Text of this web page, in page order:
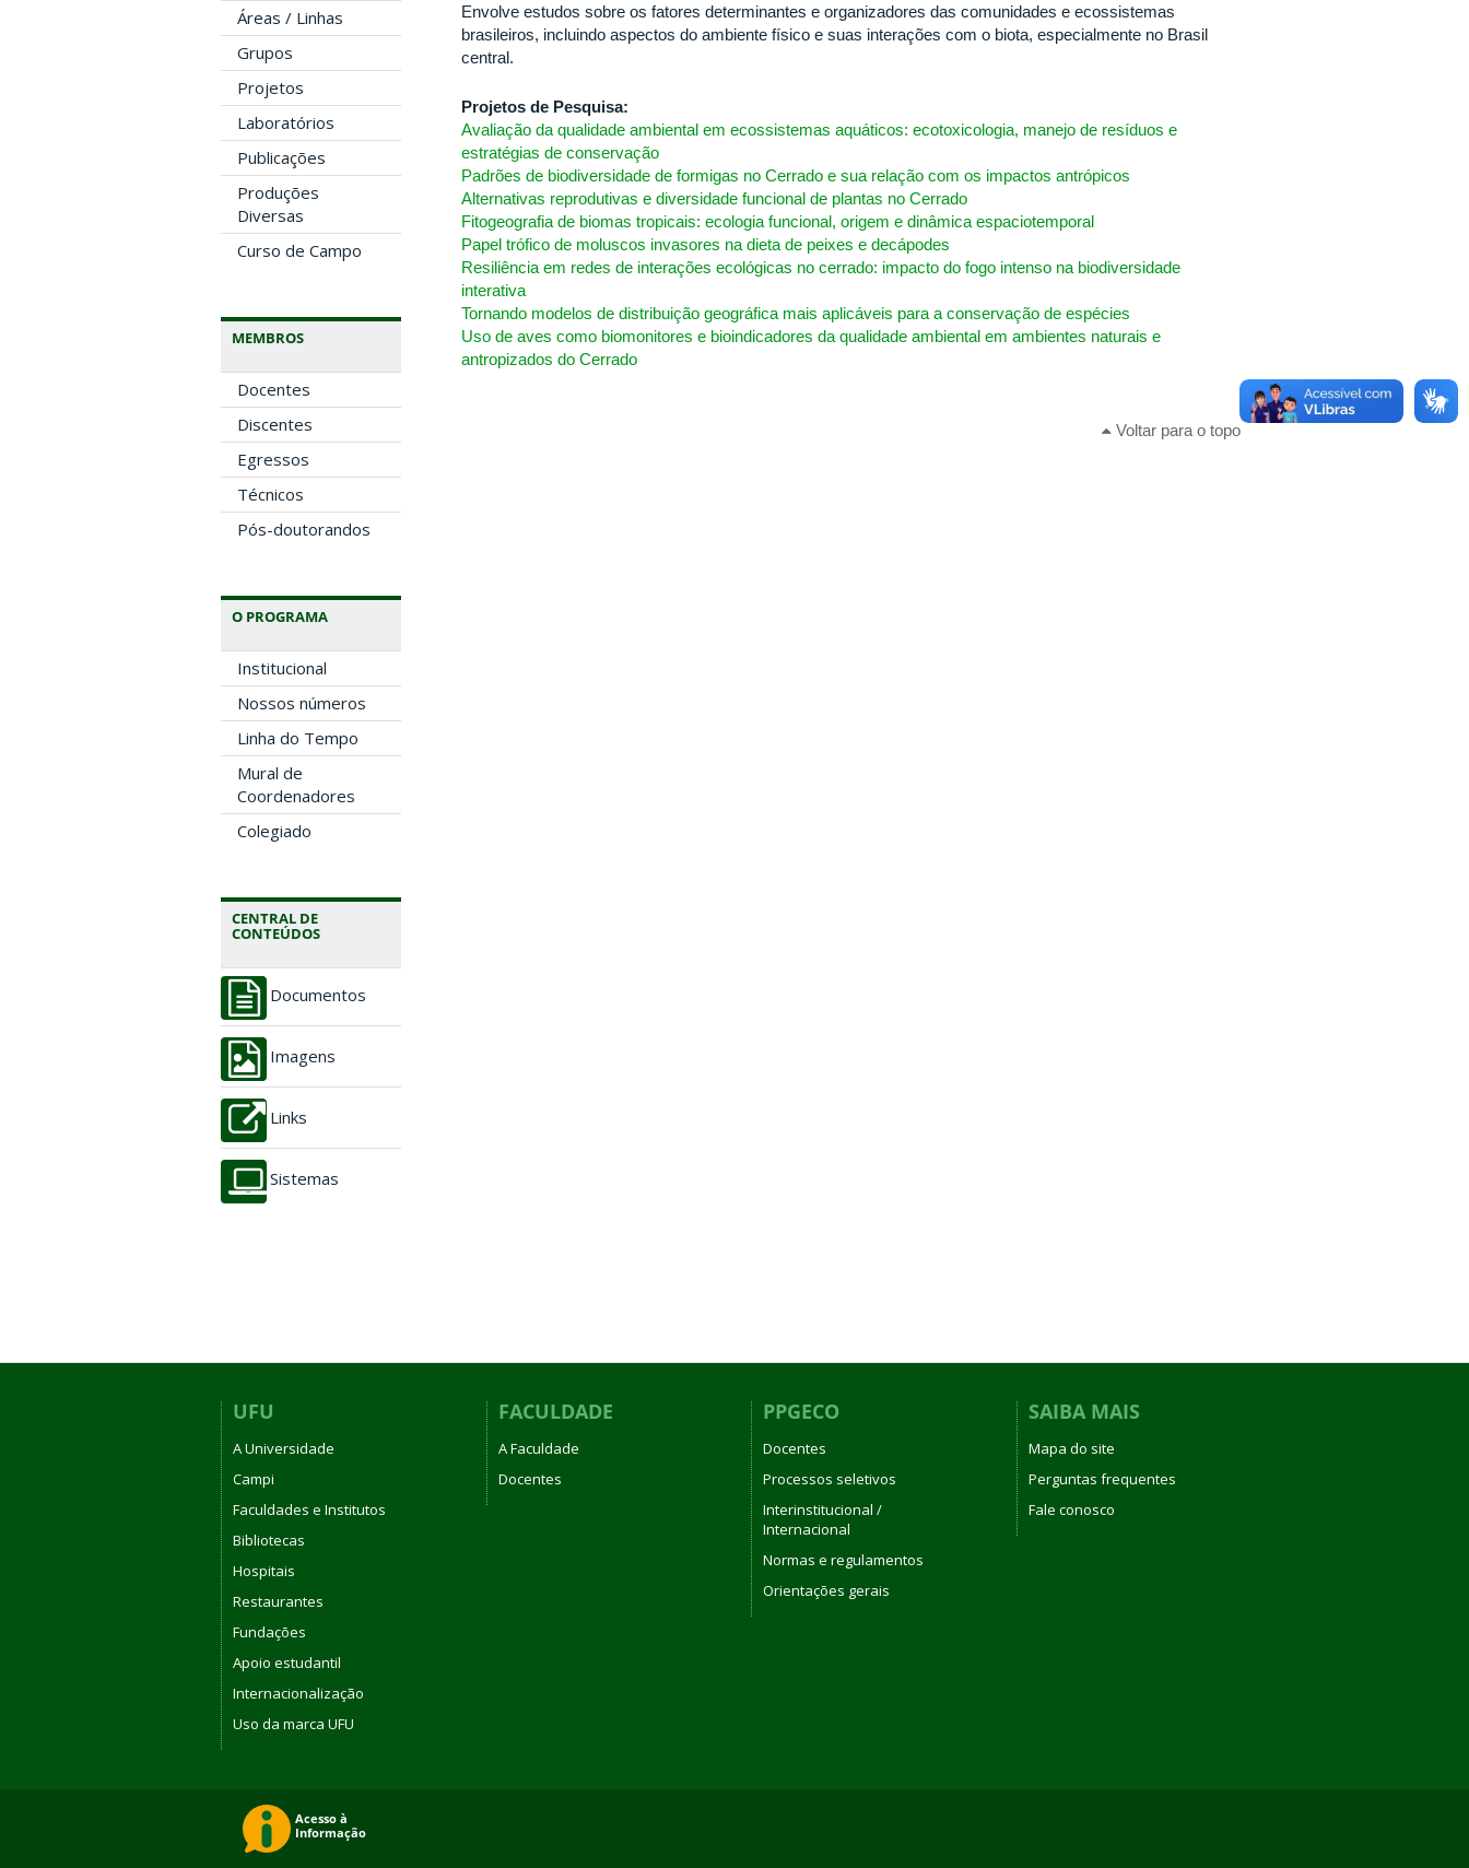
Áreas / Linhas
Grupos
Projetos
Laboratórios
Publicações
Produções
Diversas
Curso de Campo
MEMBROS
Docentes
Discentes
Egressos
Técnicos
Pós-doutorandos
O PROGRAMA
Institucional
Nossos números
Linha do Tempo
Mural de
Coordenadores
Colegiado
CENTRAL DE
CONTEÚDOS
Documentos
Imagens
Links
Sistemas
Envolve estudos sobre os fatores determinantes e organizadores das comunidades e ecossistemas
brasileiros, incluindo aspectos do ambiente físico e suas interações com o biota, especialmente no Brasil
central.
Projetos de Pesquisa:
Avaliação da qualidade ambiental em ecossistemas aquáticos: ecotoxicologia, manejo de resíduos e
estratégias de conservação
Padrões de biodiversidade de formigas no Cerrado e sua relação com os impactos antrópicos
Alternativas reprodutivas e diversidade funcional de plantas no Cerrado
Fitogeografia de biomas tropicais: ecologia funcional, origem e dinâmica espaciotemporal
Papel trófico de moluscos invasores na dieta de peixes e decápodes
Resiliência em redes de interações ecológicas no cerrado: impacto do fogo intenso na biodiversidade
interativa
Tornando modelos de distribuição geográfica mais aplicáveis para a conservação de espécies
Uso de aves como biomonitores e bioindicadores da qualidade ambiental em ambientes naturais e
antropizados do Cerrado
Voltar para o topo
UFU
A Universidade
Campi
Faculdades e Institutos
Bibliotecas
Hospitais
Restaurantes
Fundações
Apoio estudantil
Internacionalização
Uso da marca UFU
FACULDADE
A Faculdade
Docentes
PPGECO
Docentes
Processos seletivos
Interinstitucional /
Internacional
Normas e regulamentos
Orientações gerais
SAIBA MAIS
Mapa do site
Perguntas frequentes
Fale conosco